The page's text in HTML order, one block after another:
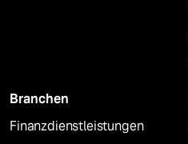
Branchen
Finanzdienstleistungen